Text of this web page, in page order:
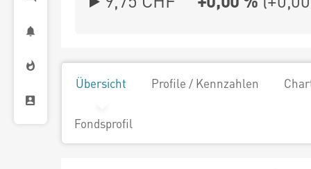
Übersicht Profile / Kennzahlen
Fondsprofil